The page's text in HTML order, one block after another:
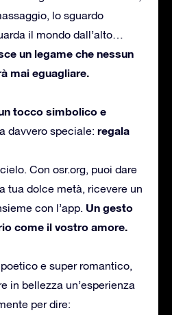
lo sguardo
il mondo dall’alto…
un legame che nessun
mai eguagliare.
tocco simbolico e
davvero speciale: regala
Con osr.org, puoi dare
tua dolce metà, ricevere un
con l’app. Un gesto
come il vostro amore.
e super romantico,
in bellezza un’esperienza
per dire: